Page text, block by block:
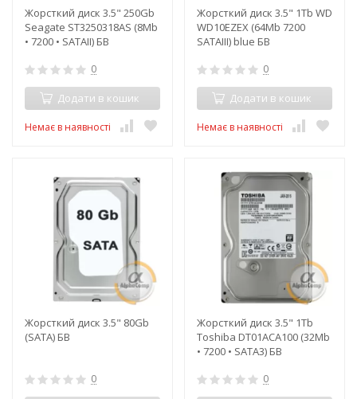
Жорсткий диск 3.5" 250Gb
Seagate ST3250318AS (8Mb
• 7200 • SATAII) БВ
0
Додати в кошик
Немає в наявності
Жорсткий диск 3.5" 1Tb WD
WD10EZEX (64Mb 7200
SATAIII) blue БВ
0
Додати в кошик
Немає в наявності
Жорсткий диск 3.5" 80Gb
(SATA) БВ
0
Жорсткий диск 3.5" 1Tb
Toshiba DT01ACA100 (32Mb
• 7200 • SATA3) БВ
0